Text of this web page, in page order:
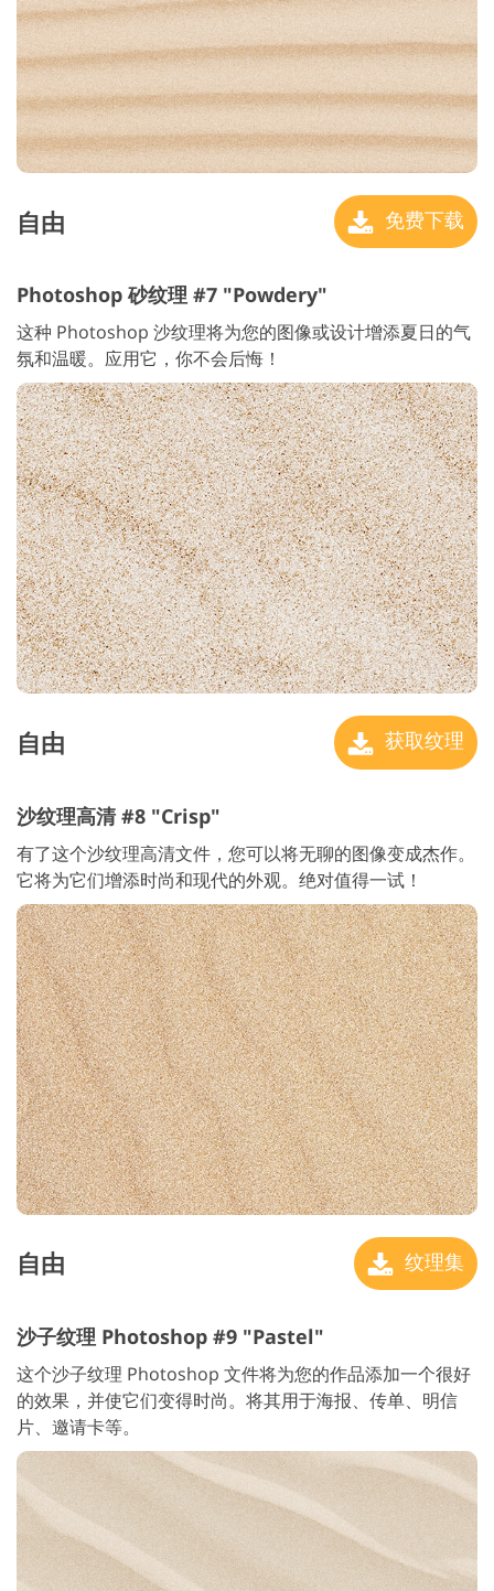
自由 免费下载
Photoshop 砂纹理 #7 "Powdery"
这种 Photoshop 沙纹理将为您的图像或设计增添夏日的气
氛和温暖。应用它，你不会后悔！
自由 获取纹理
沙纹理高清 #8 "Crisp"
有了这个沙纹理高清文件，您可以将无聊的图像变成杰作。
它将为它们增添时尚和现代的外观。绝对值得一试！
自由 纹理集
沙子纹理 Photoshop #9 "Pastel"
这个沙子纹理 Photoshop 文件将为您的作品添加一个很好
的效果，并使它们变得时尚。将其用于海报、传单、明信
片、邀请卡等。